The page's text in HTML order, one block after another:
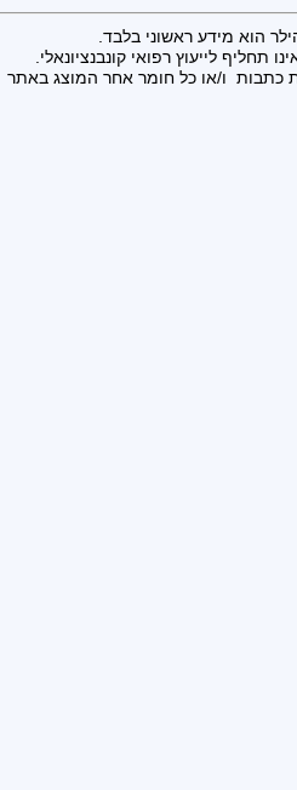
הוא מידע ראשוני בלבד.
תחליף לייעוץ רפואי קונבנציונאלי.
כתבות ו/או כל חומר אחר המוצג באתר